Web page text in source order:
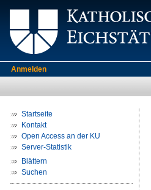
Anmelden
Startseite
Kontakt
Open Access an der KU
Server-Statistik
Blättern
Suchen